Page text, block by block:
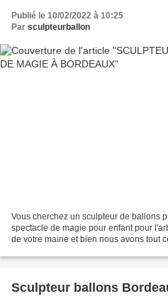
Publié le 10/02/2022 à 10:25
Par sculpteurballon
Vous cherchez un sculpteur de ballons
spectacle de magie pour enfant pour
de votre mairie et bien nous avons tout
Sculpteur ballons